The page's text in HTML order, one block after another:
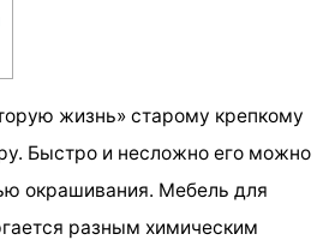
жизнь» старому крепкому
Быстро и несложно его можно
окрашивания. Мебель для
разным химическим